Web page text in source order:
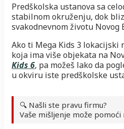
Predškolska ustanova sa
stabilnom okruženju, dok
svakodnevnom životu Novog
Ako ti Mega Kids 3 lokacijski
koja ima više objekata na
Kids 6, pa možeš lako da
u okviru iste predškolske
🔍 Našli ste pravu firmu?
Vaše mišljenje može